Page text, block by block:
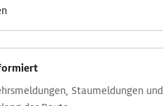
Stau­meldungen und